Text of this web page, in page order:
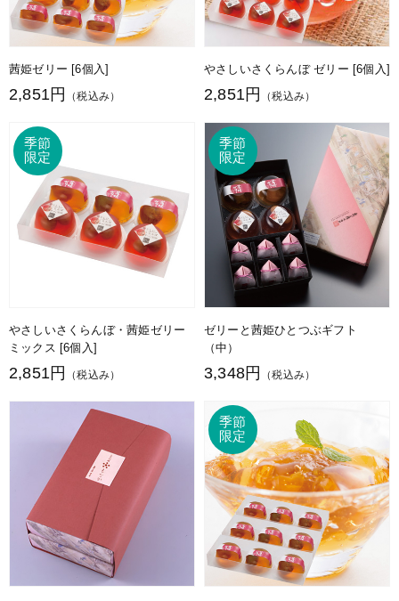
茜姫ゼリー [6個入]
2,851円 （税込み）
やさしいさくらんぼ ゼリー [6個入]
2,851円 （税込み）
やさしいさくらんぼ・茜姫ゼリー
ミックス [6個入]
2,851円 （税込み）
ゼリーと茜姫ひとつぶギフト
（中）
3,348円 （税込み）